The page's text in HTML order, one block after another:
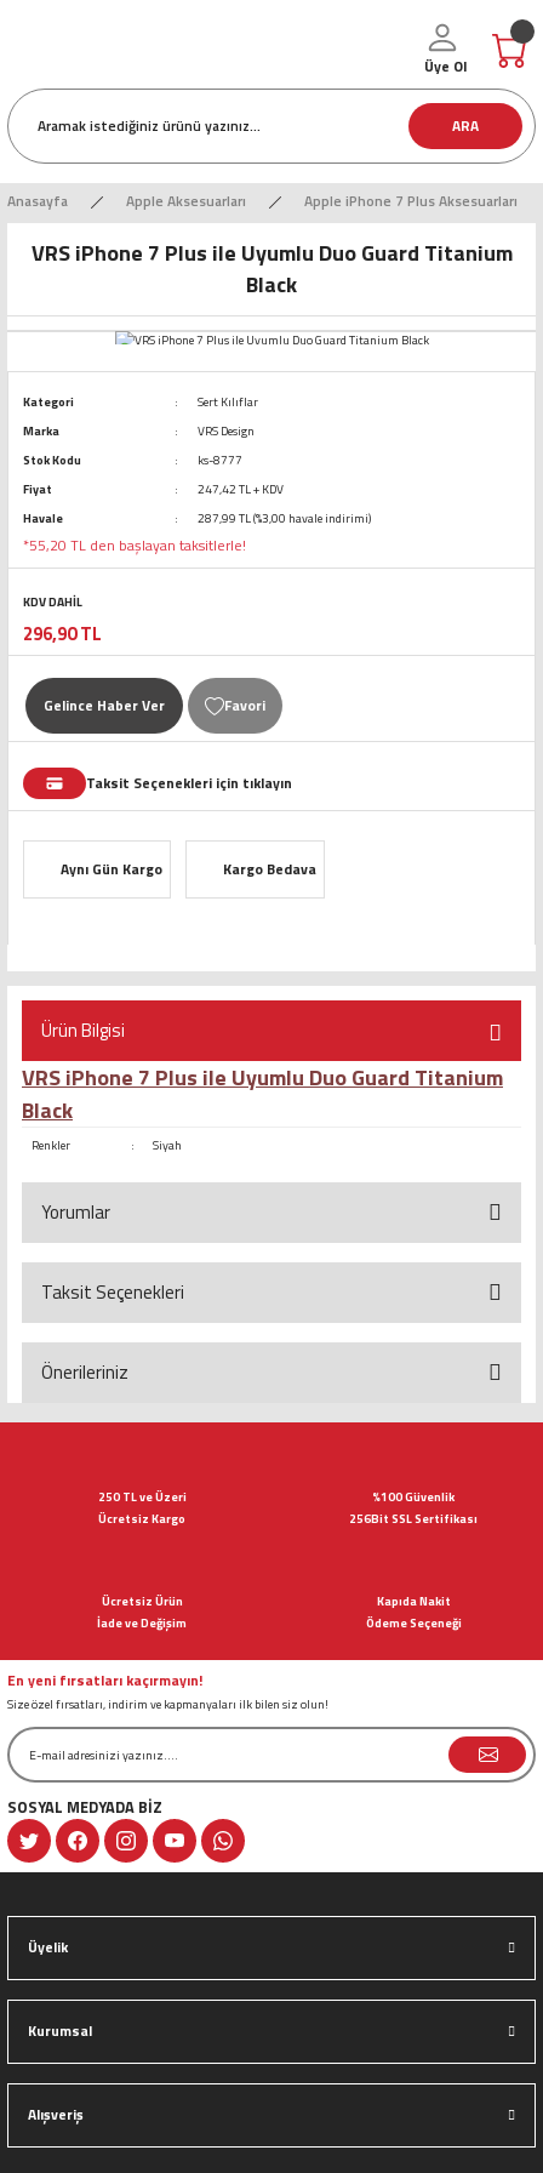
ARA
Üye Ol
Anasayfa Apple Aksesuarları Apple iPhone 7 Plus Aksesuarları
VRS iPhone 7 Plus ile Uyumlu Duo Guard Titanium
Black
Kategori
Sert Kılıflar
Marka
VRS Design
Stok Kodu
ks-8777
Fiyat
247,42 TL + KDV
Havale
287,99 TL (%3,00 havale indirimi)
*55,20 TL den başlayan taksitlerle!
KDV DAHİL
296,90 TL
Gelince Haber Ver
Taksit Seçenekleri için tıklayın
Aynı Gün Kargo Kargo Bedava
Ürün Bilgisi
VRS iPhone 7 Plus ile Uyumlu Duo Guard Titanium
Black
Renkler : Siyah
Yorumlar
Bu ürüne ilk yorumu siz yapın!
Taksit Seçenekleri
Önerileriniz
Ürün bilgilerinde hatalar bulunuyor.
Bu ürüne benzer farklı alternatifler olmalı.
250 TL ve Üzeri
Ücretsiz Kargo
%100 Güvenlik
256Bit SSL Sertifikası
Ücretsiz Ürün
İade ve Değişim
Kapıda Nakit
Ödeme Seçeneği
En yeni fırsatları kaçırmayın!
Size özel fırsatları, indirim ve kapmanyaları ilk bilen siz olun!
SOSYAL MEDYADA BİZ
Üyelik
Kurumsal
Alışveriş